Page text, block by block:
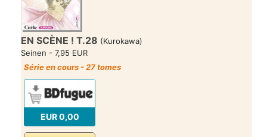
EN SCÈNE ! T.28 (Kurokawa)
Seinen - 7,95 EUR
Série en cours - 27 tomes
EUR 0,00